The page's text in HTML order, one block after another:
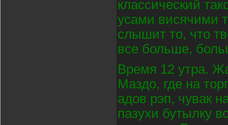
классический
усами висячими
слышит то, что
все больше,
Время 12 утра.
Маздо, где на
адов рэп, чувак
пазухи бутылку